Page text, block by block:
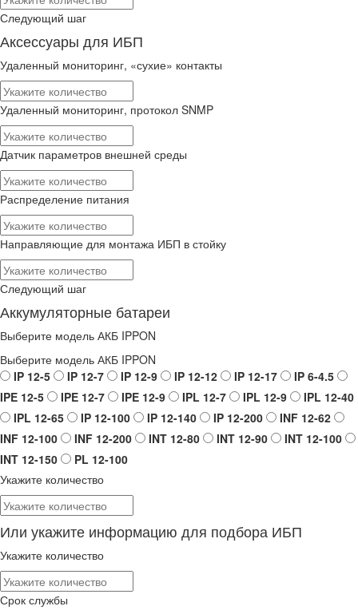
Следующий шаг
Аксессуары для ИБП
Удаленный мониторинг, «сухие» контакты
Удаленный мониторинг, протокол SNMP
Датчик параметров внешней среды
Распределение питания
Направляющие для монтажа ИБП в стойку
Следующий шаг
Аккумуляторные батареи
Выберите модель АКБ IPPON
Выберите модель АКБ IPPON
IP 12-5
IP 12-7 IP 12-9 IP 12-12 IP 12-17
IP 6-4.5
IPE 12-5
IPE 12-7 IPE 12-9 IPL 12-7 IPL 12-9
IPL 12-40
IPL 12-65
IP 12-100 IP 12-140 IP 12-200
INF 12-62
INF 12-100
INF 12-200 INT 12-80 INT 12-90
INT 12-100
INT 12-150
PL 12-100
Укажите количество
Или укажите информацию для подбора ИБП
Укажите количество
Срок службы